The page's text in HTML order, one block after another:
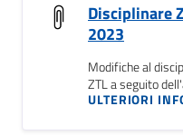
Disciplinare
2023
Modifiche al
ZTL a seguito
ULTERIORI